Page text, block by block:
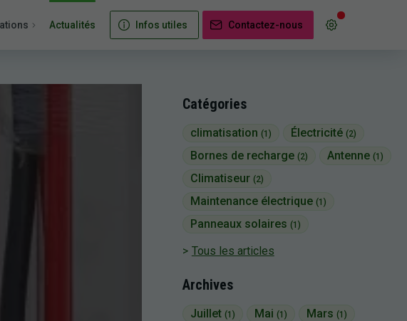
Actualités Infos utiles Contactez-nous
Catégories
climatisation (1) Électricité (2)
Bornes de recharge (2) Antenne (1)
Climatiseur (2)
Maintenance électrique (1)
Panneaux solaires (1)
Tous les articles
Archives
Juillet (1) Mai (1) Mars (1)